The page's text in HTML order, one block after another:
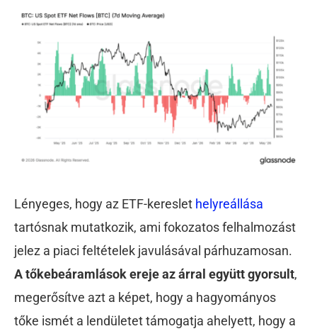
Lényeges, hogy az ETF-kereslet helyreállása
tartósnak mutatkozik, ami fokozatos felhalmozást
jelez a piaci feltételek javulásával párhuzamosan.
A tőkebeáramlások ereje az árral együtt gyorsult,
megerősítve azt a képet, hogy a hagyományos
tőke ismét a lendületet támogatja ahelyett, hogy a